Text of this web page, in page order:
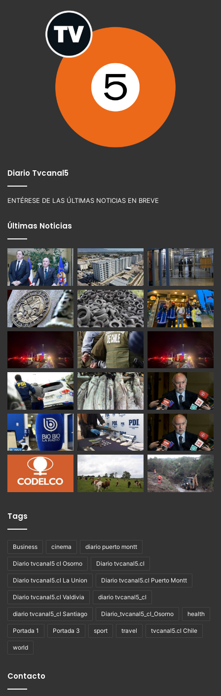
Diario Tvcanal5
ENTÉRESE DE LAS ÚLTIMAS NOTICIAS EN BREVE
Últimas Noticias
Tags
Business cinema diario puerto montt
Diario tvcanal5 cl Osorno Diario tvcanal5.cl
Diario tvcanal5.cl La Union Diario tvcanal5.cl Puerto Montt
Diario tvcanal5.cl Valdivia diario tvcanal5_cl
diario tvcanal5_cl Santiago Diario_tvcanal5_cl_Osorno health
Portada 1 Portada 3 sport travel tvcanal5.cl Chile
world
Contacto